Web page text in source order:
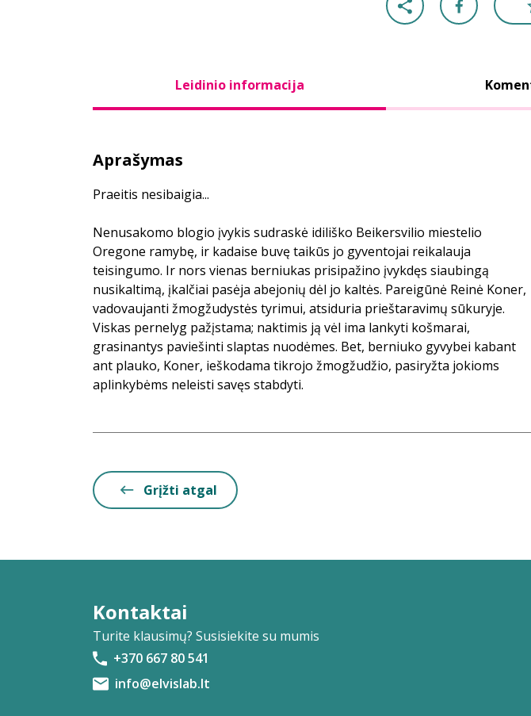
Leidinio informacija
Aprašymas
Praeitis nesibaigia...
Nenusakomo blogio įvykis sudraskė idiliško Beikersvilio miestelio
Oregone ramybę, ir kadaise buvę taikūs jo gyventojai reikalauja
teisingumo. Ir nors vienas berniukas prisipažino įvykdęs siaubingą
nusikaltimą, įkalčiai pasėja abejonių dėl jo kaltės. Pareigūnė Reinė Koner,
vadovaujanti žmogžudystės tyrimui, atsiduria prieštaravimų sūkuryje.
Viskas pernelyg pažįstama; naktimis ją vėl ima lankyti košmarai,
grasinantys paviešinti slaptas nuodėmes. Bet, berniuko gyvybei kabant
ant plauko, Koner, ieškodama tikrojo žmogžudžio, pasiryžta jokioms
aplinkybėms neleisti savęs stabdyti.
Grįžti atgal
Kontaktai
Turite klausimų? Susisiekite su mumis
+370 667 80 541
info@elvislab.lt